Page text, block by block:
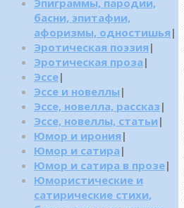
Эпиграммы, пародии,
басни, эпитафии,
афоризмы, одностишья |
Эротическая поэзия |
Эротическая проза |
Эссе|
Эссе и новеллы |
Эссе, новелла, рассказ |
Эссе, новеллы, статьи |
Юмор и ирония |
Юмор и сатира |
Юмор и сатира в прозе|
Юмористические и
сатирические стихи,